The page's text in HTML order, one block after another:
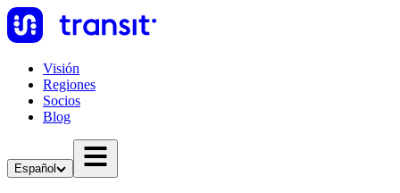
Visión
Regiones
Socios
Blog
Español